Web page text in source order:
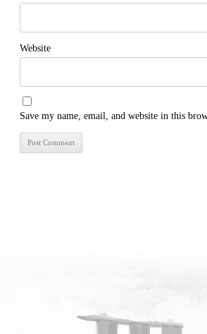
Website
Save my name, email, and website in this